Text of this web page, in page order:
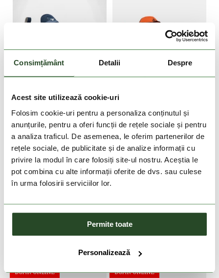
Consimțământ Detalii Despre
Acest site utilizează cookie-uri
Folosim cookie-uri pentru a personaliza conținutul și
anunțurile, pentru a oferi funcții de rețele sociale și pentru
a analiza traficul. De asemenea, le oferim partenerilor de
rețele sociale, de publicitate și de analize informații cu
privire la modul în care folosiți site-ul nostru. Aceștia le
pot combina cu alte informații oferite de dvs. sau culese
în urma folosirii serviciilor lor.
Permite toate
Personalizează
-40%
Escape Thrive Titanium
899 Lei 539 Lei
7 8 9 10 11 12 14
-10%
Peakfreak II Outdry
799 Lei
719 Lei
7 8 9 10 11 12
DOAR ONLINE DOAR ONLINE